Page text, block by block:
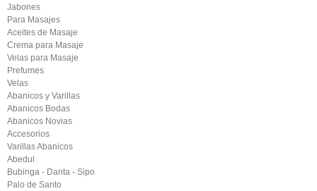
Jabones
Para Masajes
Aceites de Masaje
Crema para Masaje
Velas para Masaje
Prefumes
Velas
Abanicos y Varillas
Abanicos Bodas
Abanicos Novias
Accesorios
Varillas Abanicos
Abedul
Bubinga - Danta - Sipo
Palo de Santo